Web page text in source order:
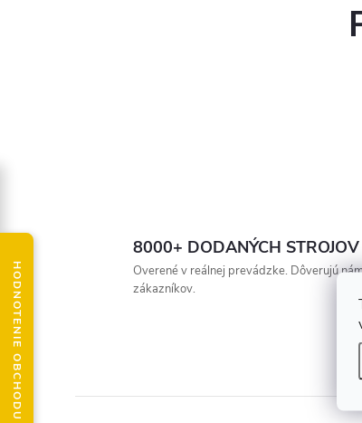
8000+ DODANÝCH STROJOV
Overené v reálnej prevádzke. Dôverujú
zákazníkov.
HODNOTENIE OBCHODU